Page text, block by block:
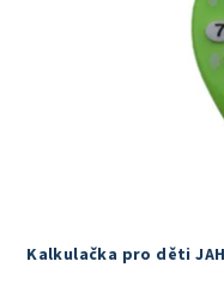
Kalkulačka pro děti